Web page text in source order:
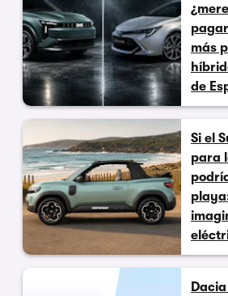
más
de
Si el
para